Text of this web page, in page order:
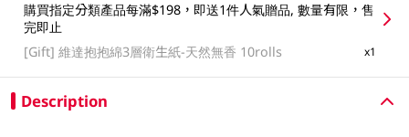
購買指定分類產品每滿$198，即送1件人氣贈品, 數量有限，售
完即止
[Gift]維達抱抱綿3層衛生紙-天然無香 10rolls x1
Description